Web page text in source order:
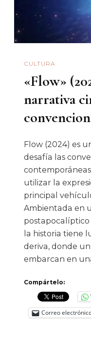
CULTURA
«Flow»
narrativa
Flow (2024) es
desafía las
utilizar la
principal
Ambientada en
postapocalíptico
la historia tiene
deriva, donde
embarcan en
Compártelo:
Correo